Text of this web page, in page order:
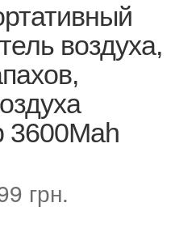
воздуха,
3600Mah
грн.